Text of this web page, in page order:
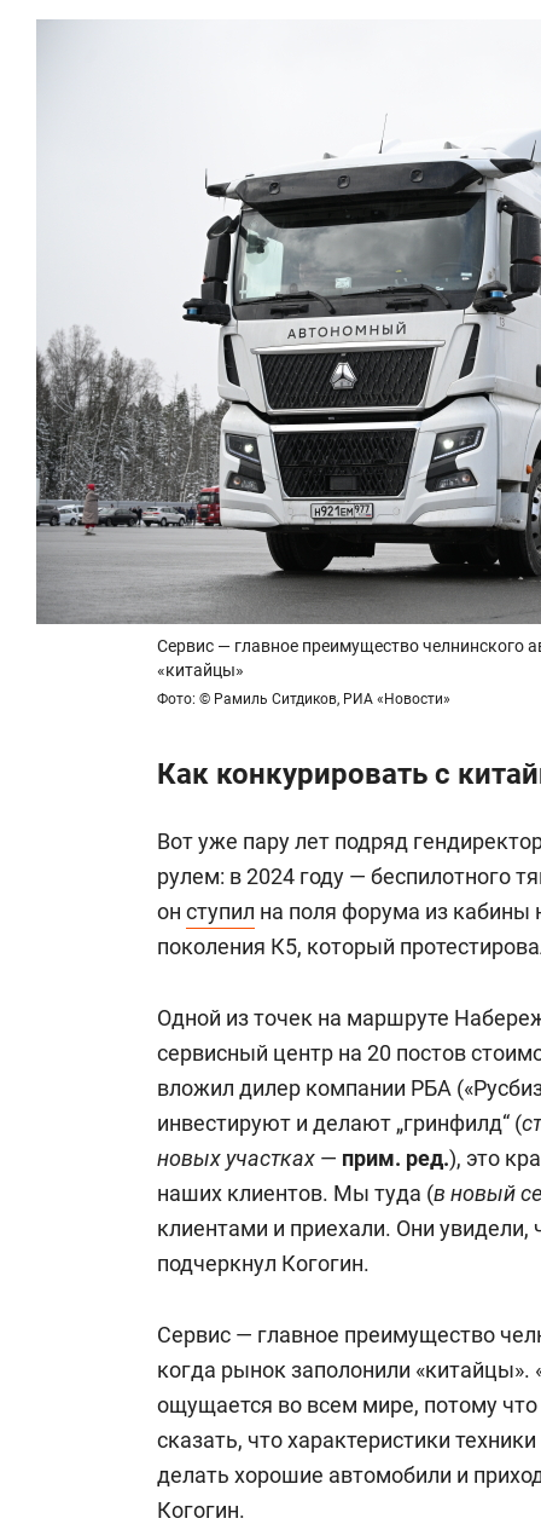
Сервис — главное преимущество челнинского
«китайцы»
Фото: © Рамиль Ситдиков, РИА «Новости»
Как конкурировать с
Вот уже пару лет подряд
рулем: в 2024 году — беспилотного
он ступил на поля форума из
поколения К5, который
Одной из точек на маршруте
сервисный центр на 20 постов
вложил дилер компании РБА
инвестируют и делают „гринфилд“ (
новых участках — прим. ред.), это
наших клиентов. Мы туда (в новый
клиентами и приехали. Они увидели,
подчеркнул Когогин.
Сервис — главное преимущество
когда рынок заполонили
ощущается во всем мире, потому
сказать, что характеристики
делать хорошие автомобили и
Когогин.